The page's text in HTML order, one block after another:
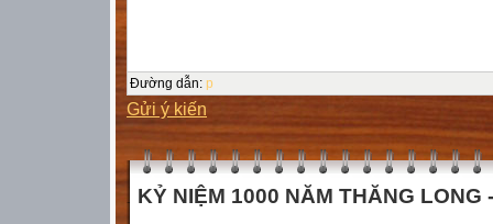
Đường dẫn: p
Gửi ý kiến
KỶ NIỆM 1000 NĂM THĂNG LONG